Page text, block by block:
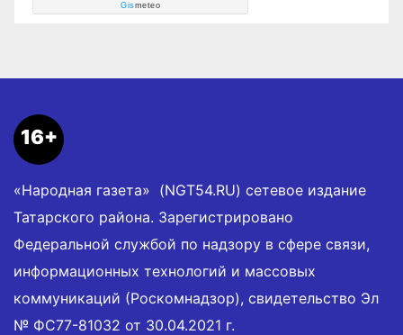
Gismeteo
16+
«Народная газета» (NGT54.RU) сетевое издание
Татарского района. Зарегистрировано
Федеральной службой по надзору в сфере связи,
информационных технологий и массовых
коммуникаций (Роскомнадзор), свидетельство Эл
№ ФС77-81032 от 30.04.2021 г.